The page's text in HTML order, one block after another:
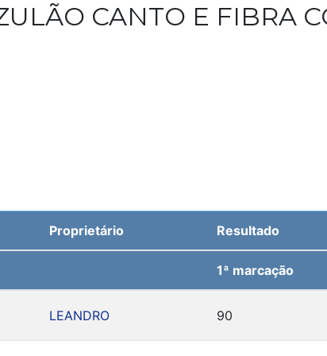
CANTO E FIBRA
Proprietário Resultado
1ª marcação
LEANDRO 90